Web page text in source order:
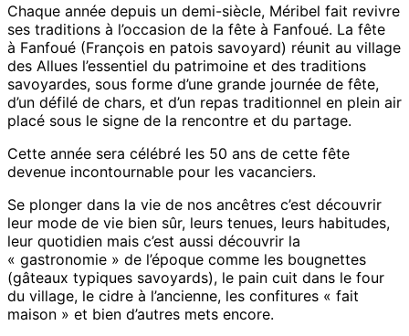
fête
à
Fanfoué
à
Méribel
Chaque année depuis un demi-siècle, Méribel fait revivre
ses traditions à l’occasion de la fête à Fanfoué. La fête
à Fanfoué (François en patois savoyard) réunit au village
des Allues l’essentiel du patrimoine et des traditions
savoyardes, sous forme d’une grande journée de fête,
d’un défilé de chars, et d’un repas traditionnel en plein air
placé sous le signe de la rencontre et du partage.
Cette année sera célébré les 50 ans de cette fête
devenue incontournable pour les vacanciers.
Se plonger dans la vie de nos ancêtres c’est découvrir
leur mode de vie bien sûr, leurs tenues, leurs habitudes,
leur quotidien mais c’est aussi découvrir la
« gastronomie » de l’époque comme les bougnettes
(gâteaux typiques savoyards), le pain cuit dans le four
du village, le cidre à l’ancienne, les confitures « fait
maison » et bien d’autres mets encore.